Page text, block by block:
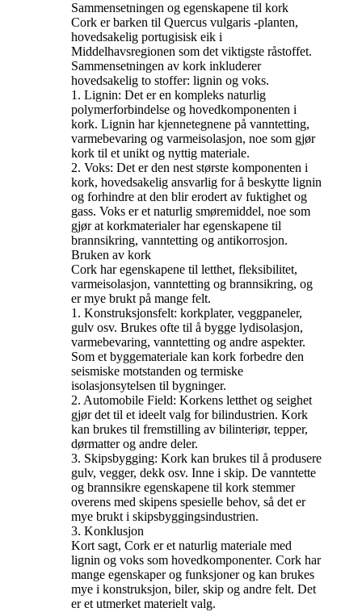
Sammensetningen og egenskapene til kork
Cork er barken til Quercus vulgaris -planten,
hovedsakelig portugisisk eik i
Middelhavsregionen som det viktigste råstoffet.
Sammensetningen av kork inkluderer
hovedsakelig to stoffer: lignin og voks.
1. Lignin: Det er en kompleks naturlig
polymerforbindelse og hovedkomponenten i
kork. Lignin har kjennetegnene på vanntetting,
varmebevaring og varmeisolasjon, noe som gjør
kork til et unikt og nyttig materiale.
2. Voks: Det er den nest største komponenten i
kork, hovedsakelig ansvarlig for å beskytte lignin
og forhindre at den blir erodert av fuktighet og
gass. Voks er et naturlig smøremiddel, noe som
gjør at korkmaterialer har egenskapene til
brannsikring, vanntetting og antikorrosjon.
Bruken av kork
Cork har egenskapene til letthet, fleksibilitet,
varmeisolasjon, vanntetting og brannsikring, og
er mye brukt på mange felt.
1. Konstruksjonsfelt: korkplater, veggpaneler,
gulv osv. Brukes ofte til å bygge lydisolasjon,
varmebevaring, vanntetting og andre aspekter.
Som et byggemateriale kan kork forbedre den
seismiske motstanden og termiske
isolasjonsytelsen til bygninger.
2. Automobile Field: Korkens letthet og seighet
gjør det til et ideelt valg for bilindustrien. Kork
kan brukes til fremstilling av bilinteriør, tepper,
dørmatter og andre deler.
3. Skipsbygging: Kork kan brukes til å produsere
gulv, vegger, dekk osv. Inne i skip. De vanntette
og brannsikre egenskapene til kork stemmer
overens med skipens spesielle behov, så det er
mye brukt i skipsbyggingsindustrien.
3. Konklusjon
Kort sagt, Cork er et naturlig materiale med
lignin og voks som hovedkomponenter. Cork har
mange egenskaper og funksjoner og kan brukes
mye i konstruksjon, biler, skip og andre felt. Det
er et utmerket materielt valg.